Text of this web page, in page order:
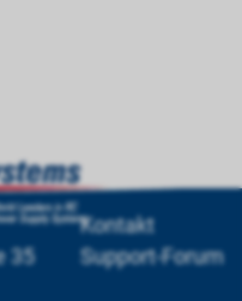
35
Kontakt
Support-Forum